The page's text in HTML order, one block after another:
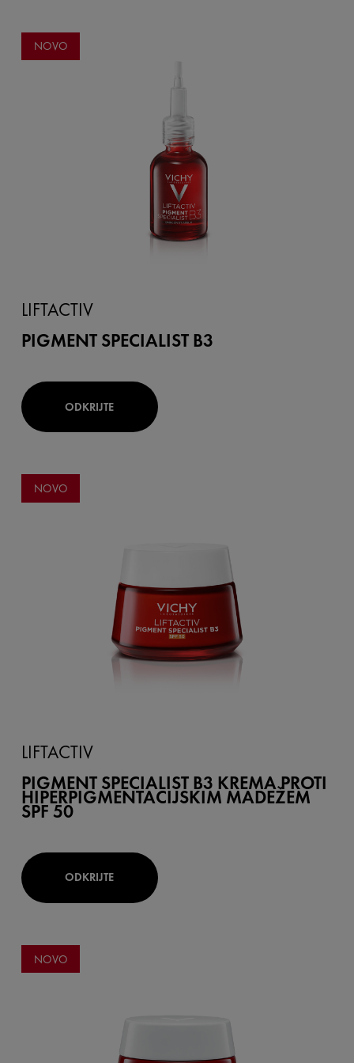
NOVO
LIFTACTIV
PIGMENT SPECIALIST B3
ODKRIJTE
NOVO
LIFTACTIV
PIGMENT SPECIALIST B3 KREMA PROTI
HIPERPIGMENTACIJSKIM MADEŽEM
SPF 50
ODKRIJTE
NOVO